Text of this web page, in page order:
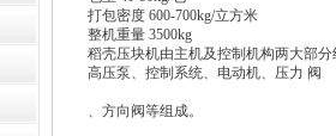
打包密度 600-700kg/立方米
整机重量 3500kg
稻壳压块机由主机及控制机构两大部
高压泵、控制系统、电动机、压力 阀
、方向阀等组成。